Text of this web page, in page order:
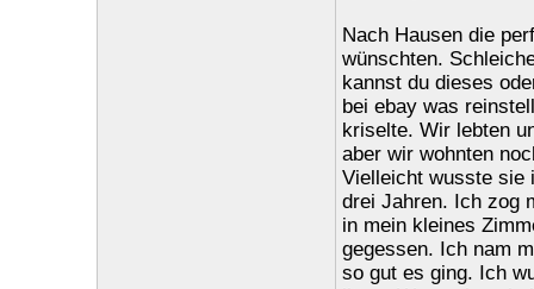
Nach Hausen die
wünschten.
kannst du dieses
bei ebay was
kriselte. Wir lebten
aber wir wohnten
Vielleicht wusste sie
drei Jahren. Ich zog
in mein kleines
gegessen. Ich nam
so gut es ging. Ich